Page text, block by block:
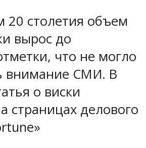
20 столетия объем
вырос до
что не могло
внимание СМИ. В
о виски
страницах делового